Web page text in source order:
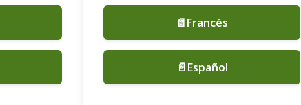
📄Francés
📄Español